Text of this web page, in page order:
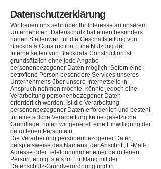
Datenschutzerklärung
Wir freuen uns sehr über Ihr Interesse an unserem
Unternehmen. Datenschutz hat einen besonders
hohen Stellenwert für die Geschäftsleitung von
Blackdata Construction. Eine Nutzung der
Internetseiten von Blackdata Construction ist
grundsätzlich ohne jede Angabe
personenbezogener Daten möglich. Sofern eine
betroffene Person besondere Services unseres
Unternehmens über unsere Internetseite in
Anspruch nehmen möchte, könnte jedoch eine
Verarbeitung personenbezogener Daten
erforderlich werden. Ist die Verarbeitung
personenbezogener Daten erforderlich und besteht
für eine solche Verarbeitung keine gesetzliche
Grundlage, holen wir generell eine Einwilligung der
betroffenen Person ein.
Die Verarbeitung personenbezogener Daten,
beispielsweise des Namens, der Anschrift, E-Mail-
Adresse oder Telefonnummer einer betroffenen
Person, erfolgt stets im Einklang mit der
Datenschutz-Grundverordnung und in